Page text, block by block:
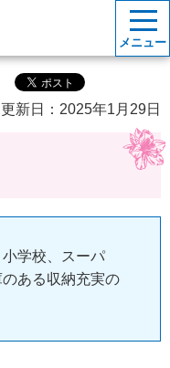
メニュー
更新日：2025年1月29日
学校、スーパ
ある収納充実の